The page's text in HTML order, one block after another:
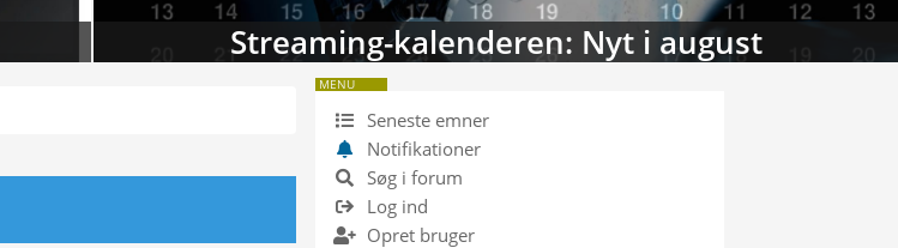
Streaming-kalenderen: Nyt i august
MENU
Seneste emner
Notifikationer
Søg i forum
Log ind
Opret bruger